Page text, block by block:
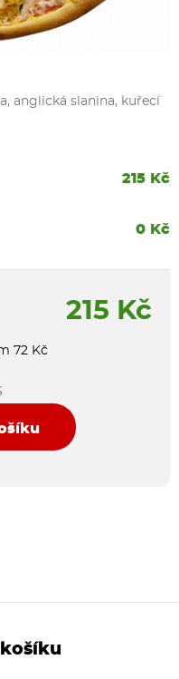
anglická slanina, kuřecí
215 Kč
0 Kč
215 Kč
72 Kč